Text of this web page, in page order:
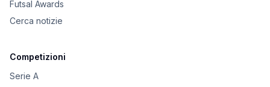
Futsal Awards
Cerca notizie
Competizioni
Serie A